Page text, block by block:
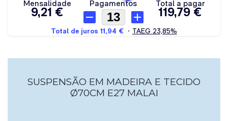
SUSPENSÃO EM MADEIRA E TECIDO
Ø70CM E27 MALAI